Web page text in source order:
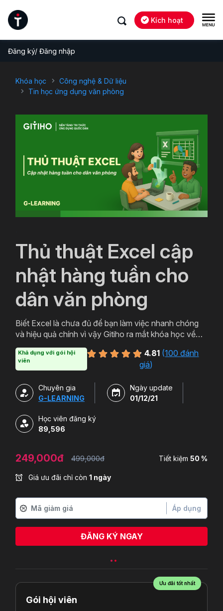
Kích hoạt
Đăng ký/ Đăng nhập
Khóa học
Công nghệ & Dữ liệu
Tin học ứng dụng văn phòng
Thủ thuật Excel cập
nhật hàng tuần cho
dân văn phòng
Biết Excel là chưa đủ để bạn làm việc nhanh chóng
và hiệu quả chính vì vậy Gitiho ra mắt khóa học về
văn phòng sẽ tự tin thao tác về những hàm, công cụ
trong Excel và ứng dụng để giải quyết công việc một
Khả dụng với gói hội
viên
4.81 (100 đánh
giá)
Chuyên gia
G-LEARNING
Ngày update
01/12/21
Học viên đăng ký
89,596
249,000đ 499,000đ Tiết kiệm 50 %
Giá ưu đãi chỉ còn 1 ngày
Áp dụng
ĐĂNG KÝ NGAY
Ưu đãi tốt nhất
Gói hội viên